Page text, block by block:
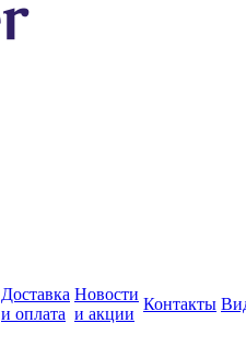
Доставка
и оплата
Новости
и акции
Контакты